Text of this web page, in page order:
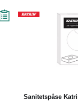
Sanitetspåse